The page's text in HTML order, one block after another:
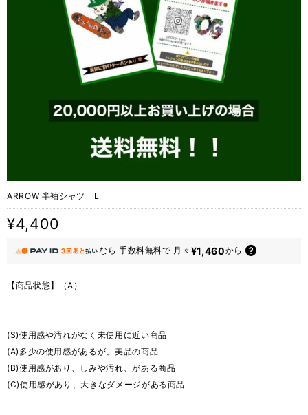
ARROW 半袖シャツ L
¥4,400
なら 手数料無料で 月々 ¥1,460から
【商品状態】（A）
(S)使用感や汚れがなく未使用に近い商品
(A)多少の使用感があるが、美品の商品
(B)使用感があり、しみや汚れ、がある商品
(C)使用感があり、大きなダメージがある商品